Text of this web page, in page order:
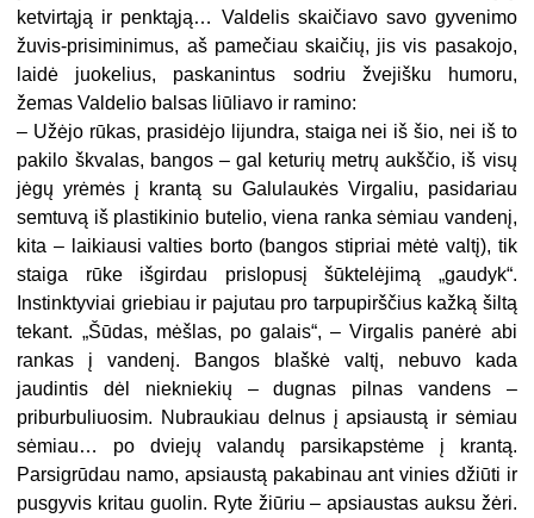
ketvirtąją ir penktąją… Valdelis skaičiavo savo gyvenimo
žuvis-prisiminimus, aš pamečiau skaičių, jis vis pasakojo,
laidė juokelius, paskanintus sodriu žvejišku humoru,
žemas Valdelio balsas liūliavo ir ramino:
– Užėjo rūkas, prasidėjo lijundra, staiga nei iš šio, nei iš to
pakilo škvalas, bangos – gal keturių metrų aukščio, iš visų
jėgų yrėmės į krantą su Galulaukės Virgaliu, pasidariau
semtuvą iš plastikinio butelio, viena ranka sėmiau vandenį,
kita – laikiausi valties borto (bangos stipriai mėtė valtį), tik
staiga rūke išgirdau prislopusį šūktelėjimą „gaudyk“.
Instinktyviai griebiau ir pajutau pro tarpupirščius kažką šiltą
tekant. „Šūdas, mėšlas, po galais“, – Virgalis panėrė abi
rankas į vandenį. Bangos blaškė valtį, nebuvo kada
jaudintis dėl niekniekių – dugnas pilnas vandens –
priburbuliuosim. Nubraukiau delnus į apsiaustą ir sėmiau
sėmiau… po dviejų valandų parsikapstėme į krantą.
Parsigrūdau namo, apsiaustą pakabinau ant vinies džiūti ir
pusgyvis kritau guolin. Ryte žiūriu – apsiaustas auksu žėri.